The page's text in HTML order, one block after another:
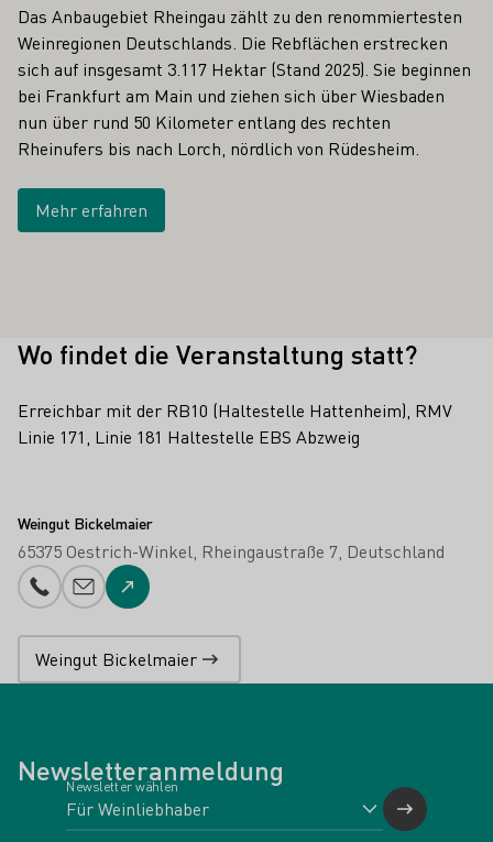
Das Anbaugebiet Rheingau zählt zu den renommiertesten
Weinregionen Deutschlands. Die Rebflächen erstrecken
sich auf insgesamt 3.117 Hektar (Stand 2025). Sie beginnen
bei Frankfurt am Main und ziehen sich über Wiesbaden
nun über rund 50 Kilometer entlang des rechten
Rheinufers bis nach Lorch, nördlich von Rüdesheim.
Mehr erfahren
Wo findet die Veranstaltung statt?
Erreichbar mit der RB10 (Haltestelle Hattenheim), RMV
Linie 171, Linie 181 Haltestelle EBS Abzweig
Weingut Bickelmaier
65375 Oestrich-Winkel Rheingaustraße 7 Deutschland
Telefonnummer
E-Mail-Adresse
Zur Website
Weingut Bickelmaier
Newsletteranmeldung
Newsletter wählen